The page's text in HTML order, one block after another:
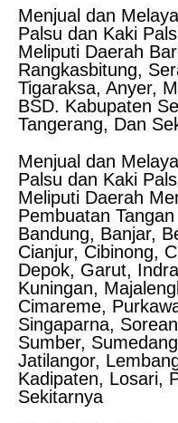
Menjual dan
Palsu dan Kaki
Meliputi Daerah
Rangkasbitung,
Tigaraksa, Anyer,
BSD. Kabupaten
Tangerang, Dan
Menjual dan
Palsu dan Kaki
Meliputi Daerah
Pembuatan
Bandung, Banjar,
Cianjur, Cibinong,
Depok, Garut,
Kuningan,
Cimareme,
Singaparna,
Sumber,
Jatilangor,
Kadipaten, Losari,
Sekitarnya